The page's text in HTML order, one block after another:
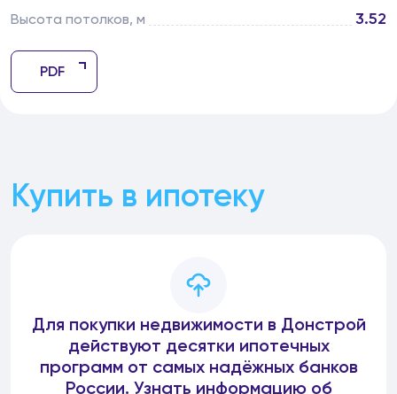
Высота потолков, м 3.52
PDF
Купить в ипотеку
Для покупки недвижимости в Донстрой
действуют десятки ипотечных
программ от самых надёжных банков
России. Узнать информацию об